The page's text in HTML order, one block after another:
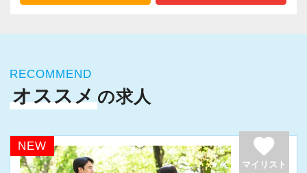
ステムの導入
【色んなキャリアパスを用意しています！】
援など、随時複数のプロジェクトを進行してい
ます。
【未経験でも大丈夫ですか？】
・会計入力
・資料作成
RECOMMEND
オススメ の求人
NEW favorite
マイリスト